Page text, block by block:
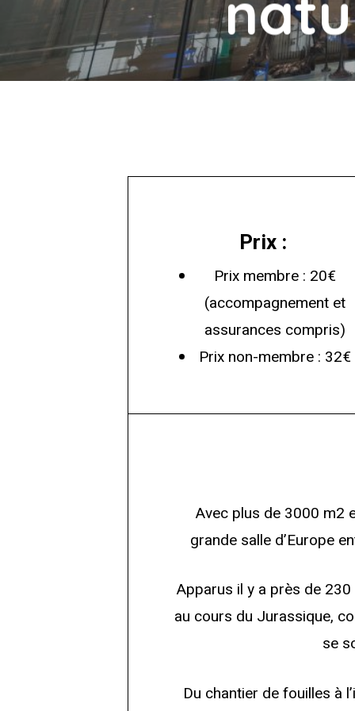
Prix :
Prix membre : 20€
(accompagnement et
assurances compris)
Prix non-membre : 32€
Avec plus de 3000 m2
grande salle d’Europe
Apparus il y a près de
au cours du Jurassique,
se
Du chantier de fouilles à